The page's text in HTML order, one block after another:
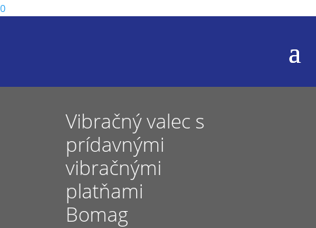
0
Vibračný valec s
prídavnými
vibračnými
platňami
Bomag